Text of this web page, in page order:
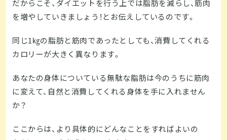
だからこそ、ダイエットを行う上では脂肪を減らし、筋肉
を増やしていきましょう！とお伝えしているのです。
同じ1㎏の脂肪と筋肉であったとしても、消費してくれる
カロリーが大きく異なります。
あなたの身体についている無駄な脂肪は今のうちに筋肉
に変えて、自然と消費してくれる身体を手に入れません
か？
ここからは、より具体的にどんなことをすればよいの